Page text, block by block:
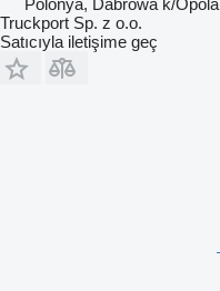
Polonya, Dabrowa k/Opola
Truckport Sp. z o.o.
Satıcıyla iletişime geç